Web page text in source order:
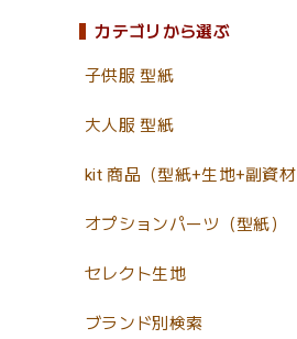
カテゴリから選ぶ
子供服 型紙
大人服 型紙
kit 商品（型紙+生地+副資材
オプションパーツ（型紙）
セレクト生地
ブランド別検索